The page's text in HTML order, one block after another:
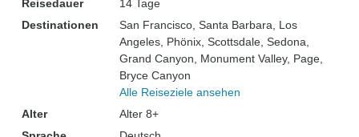
Reisedauer
14 Tage
Destinationen
San Francisco , Santa Barbara , Los
Angeles , Phönix , Scottsdale , Sedona
Grand Canyon , Monument Valley, Page
Bryce Canyon
Alle Reiseziele ansehen
Alter
Alter 8+